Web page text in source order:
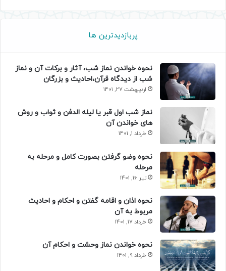
پربازدیدترین ها
نحوه خواندن نماز شب، آثار و برکات آن و نماز
شب از دیدگاه قرآن،احادیث و بزرگان
اردیبهشت 27, 1401
نماز شب اول قبر یا لیله الدفن و ثواب و روش
های خواندن آن
خرداد 1, 1401
نحوه وضو گرفتن بصورت کامل و مرحله به
مرحله
تیر 16, 1401
نحوه اذان و اقامه گفتن و احکام و احادیث
مربوط به آن
خرداد 17, 1401
نحوه خواندن نماز وحشت و احکام آن
خرداد 9, 1401